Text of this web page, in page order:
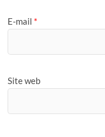
E-mail *
Site web